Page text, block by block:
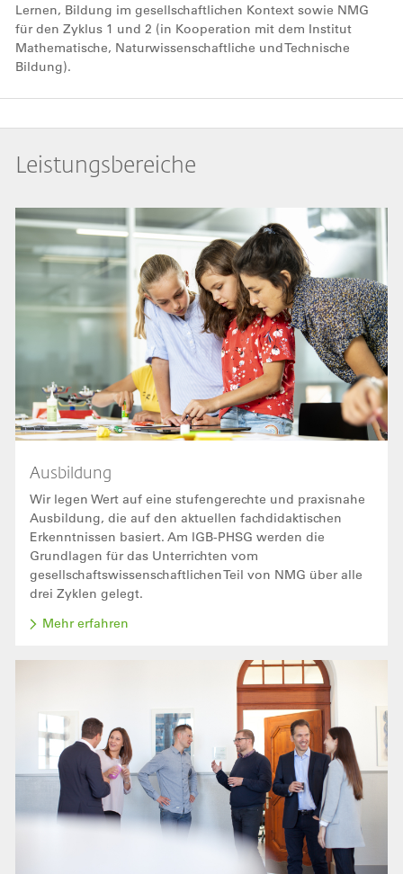
Lernen, Bildung im gesellschaftlichen Kontext sowie NMG
für den Zyklus 1 und 2 (in Kooperation mit dem Institut
Mathematische, Naturwissenschaftliche und Technische
Bildung).
Leistungsbereiche
Bild
Ausbildung
Wir legen Wert auf eine stufengerechte und praxisnahe
Ausbildung, die auf den aktuellen fachdidaktischen
Erkenntnissen basiert. Am IGB-PHSG werden die
Grundlagen für das Unterrichten vom
gesellschaftswissenschaftlichen Teil von NMG über alle
drei Zyklen gelegt.
Mehr erfahren